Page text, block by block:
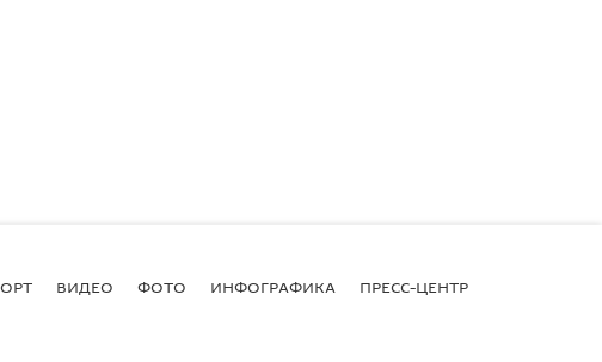
ВИДЕО ФОТО ИНФОГРАФИКА ПРЕСС-ЦЕНТР